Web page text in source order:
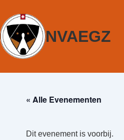
NVAEGZ
« Alle Evenementen
Dit evenement is voorbij.